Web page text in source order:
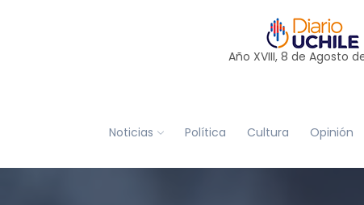
Año XVIII, 8 de Agosto
Noticias Política Cultura Opinión